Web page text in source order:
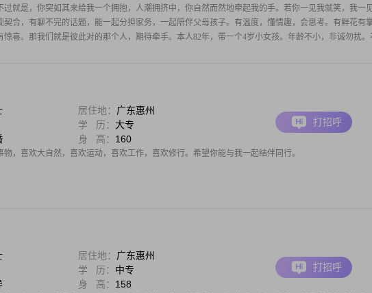
过就是，你突如其来给我一个拥抱，人潮拥挤中，你自然而然地牵起我的手。若你一见我就笑，我一
契合，有聊不完的话题，能一起分担家务，一起陪伴父母孩子。有温度，懂情趣，会思考。有鲜花有
惊喜。那我们就是彼此对的那个人，期待牵手。本人82年，带一个4岁小女孩。年龄不小，非诚勿扰。
居住地： 广东惠州
学 历： 大专
身 高： 160
物，喜欢大自然，喜欢运动，喜欢工作，喜欢修行。希望你能与我一起结伴同行。
打招呼
居住地： 广东惠州
学 历： 中专
身 高： 158
打招呼